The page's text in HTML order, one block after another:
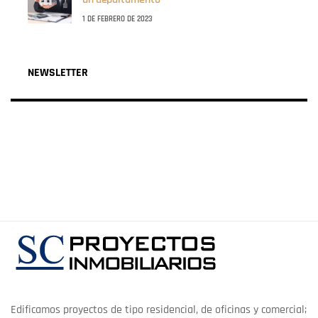
1 DE FEBRERO DE 2023
NEWSLETTER
Edificamos proyectos de tipo residencial, de oficinas y comercial;